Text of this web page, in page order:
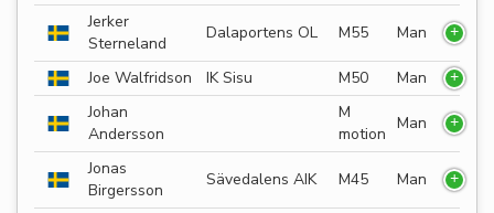
Jerker
Sterneland
Dalaportens OL M55 Man
Joe Walfridson IK Sisu M50
Man
Johan
Andersson
M
motion
Man
Jonas
Birgersson
Sävedalens AIK M45 Man